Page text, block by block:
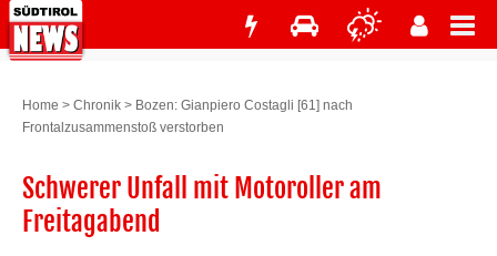
Home > Chronik > Bozen: Gianpiero Costagli [61] nach
Frontalzusammenstoß verstorben
Schwerer Unfall mit Motoroller am
Freitagabend